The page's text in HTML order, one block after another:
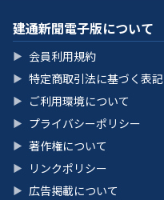
建通新聞電子版について
▶ 会員利用規約
▶ 特定商取引法に基づく表記
▶ ご利用環境について
▶ プライバシーポリシー
▶ 著作権について
▶ リンクポリシー
▶ 広告掲載について